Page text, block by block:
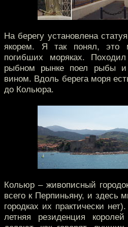
На берегу установлена
якорем. Я так понял, это
погибших моряках.
рыбном рынке поел рыбы и
вином. Вдоль берега моря
до Кольюра.
Кольюр – живописный
всего к Перпиньяну, и здесь
городках их практически
летняя резиденция